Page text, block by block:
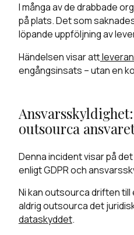
I många av de drabbade
på plats. Det som
löpande uppföljning av
Händelsen visar att
engångsinsats – utan en
outsourca
Denna incident visar på
enligt GDPR och
Ni kan outsourca driften till
aldrig outsourca det
dataskyddet.